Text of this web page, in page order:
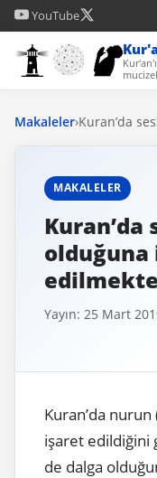
YouTube
Makaleler›Kuran’da
MAKALELER
Kuran’da
Yayın: 25 Mart
Kuran’da nurun
işaret edildiğini
de dalga